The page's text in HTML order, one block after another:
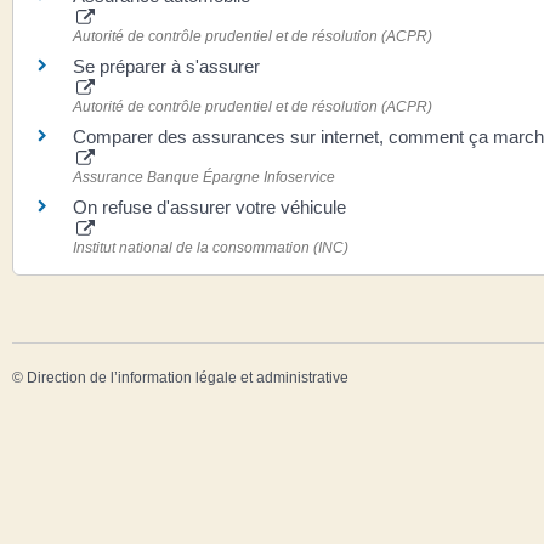
Autorité de contrôle prudentiel et de résolution (ACPR)
Se préparer à s'assurer
Autorité de contrôle prudentiel et de résolution (ACPR)
Comparer des assurances sur internet, comment ça
Assurance Banque Épargne Infoservice
On refuse d'assurer votre véhicule
Institut national de la consommation (INC)
© Direction de l’information légale et administrative